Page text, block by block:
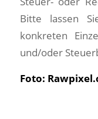
Bitte lassen
konkreten
und/oder
Foto: